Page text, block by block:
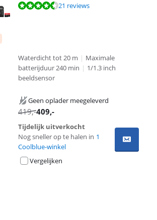
de 10, gebaseerd op 21 reviews.
21 reviews
Waterdicht tot 20 m | Maximale
batterijduur 240 min | 1/1.3 inch
beeldsensor
Geen oplader meegeleverd
419,-409,-
Tijdelijk uitverkocht
Nog sneller op te halen in 1
Coolblue-winkel
Vergelijken